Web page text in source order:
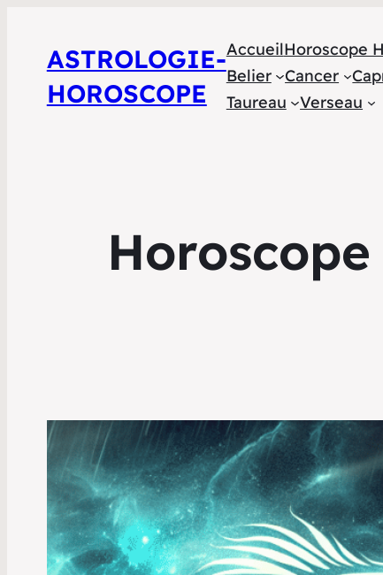
ASTROLOGIE-
HOROSCOPE
AccueilHoroscope
Belier
Cancer
Taureau
Verseau